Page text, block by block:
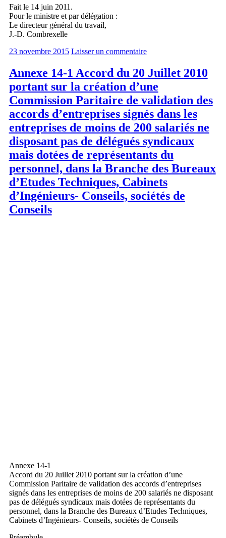
Fait le 14 juin 2011.
Pour le ministre et par délégation :
Le directeur général du travail,
J.-D. Combrexelle
23 novembre 2015 Laisser un commentaire
Annexe 14-1 Accord du 20 Juillet 2010
portant sur la création d’une
Commission Paritaire de validation des
accords d’entreprises signés dans les
entreprises de moins de 200 salariés ne
disposant pas de délégués syndicaux
mais dotées de représentants du
personnel, dans la Branche des Bureaux
d’Etudes Techniques, Cabinets
d’Ingénieurs- Conseils, sociétés de
Conseils
Annexe 14-1
Accord du 20 Juillet 2010 portant sur la création d’une
Commission Paritaire de validation des accords d’entreprises
signés dans les entreprises de moins de 200 salariés ne disposant
pas de délégués syndicaux mais dotées de représentants du
personnel, dans la Branche des Bureaux d’Etudes Techniques,
Cabinets d’Ingénieurs- Conseils, sociétés de Conseils